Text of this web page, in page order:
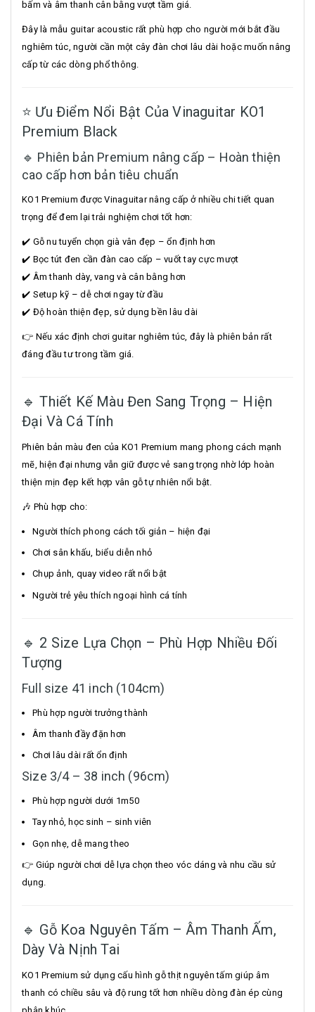
bấm và âm thanh cân bằng vượt tầm giá.
Đây là mẫu guitar acoustic rất phù hợp cho người mới bắt đầu
nghiêm túc, người cần một cây đàn chơi lâu dài hoặc muốn nâng
cấp từ các dòng phổ thông.
⭐ Ưu Điểm Nổi Bật Của Vinaguitar KO1
Premium Black
🔹 Phiên bản Premium nâng cấp – Hoàn thiện
cao cấp hơn bản tiêu chuẩn
KO1 Premium được Vinaguitar nâng cấp ở nhiều chi tiết quan
trọng để đem lại trải nghiệm chơi tốt hơn:
✔️ Gỗ nu tuyển chọn già vân đẹp – ổn định hơn
✔️ Bọc tút đen cần đàn cao cấp – vuốt tay cực mượt
✔️ Âm thanh dày, vang và cân bằng hơn
✔️ Setup kỹ – dễ chơi ngay từ đầu
✔️ Độ hoàn thiện đẹp, sử dụng bền lâu dài
👉 Nếu xác định chơi guitar nghiêm túc, đây là phiên bản rất
đáng đầu tư trong tầm giá.
🔹 Thiết Kế Màu Đen Sang Trọng – Hiện
Đại Và Cá Tính
Phiên bản màu đen của KO1 Premium mang phong cách mạnh
mẽ, hiện đại nhưng vẫn giữ được vẻ sang trọng nhờ lớp hoàn
thiện mịn đẹp kết hợp vân gỗ tự nhiên nổi bật.
🎶 Phù hợp cho:
Người thích phong cách tối giản – hiện đại
Chơi sân khấu, biểu diễn nhỏ
Chụp ảnh, quay video rất nổi bật
Người trẻ yêu thích ngoại hình cá tính
🔹 2 Size Lựa Chọn – Phù Hợp Nhiều Đối
Tượng
Full size 41 inch (104cm)
Phù hợp người trưởng thành
Âm thanh đầy đặn hơn
Chơi lâu dài rất ổn định
Size 3/4 – 38 inch (96cm)
Phù hợp người dưới 1m50
Tay nhỏ, học sinh – sinh viên
Gọn nhẹ, dễ mang theo
👉 Giúp người chơi dễ lựa chọn theo vóc dáng và nhu cầu sử
dụng.
🔹 Gỗ Koa Nguyên Tấm – Âm Thanh Ấm,
Dày Và Nịnh Tai
KO1 Premium sử dụng cấu hình gỗ thịt nguyên tấm giúp âm
thanh có chiều sâu và độ rung tốt hơn nhiều dòng đàn ép cùng